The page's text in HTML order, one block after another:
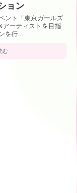
ョン
ント「東京ガールズ
アーティストを目指
を行...
む